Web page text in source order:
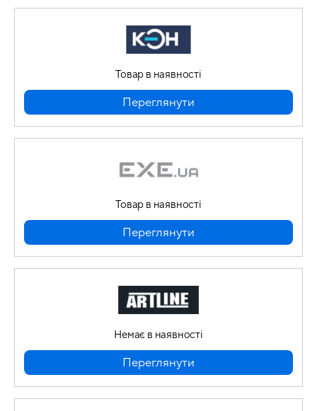
Товар в наявності
Переглянути
Товар в наявності
Переглянути
Немає в наявності
Переглянути